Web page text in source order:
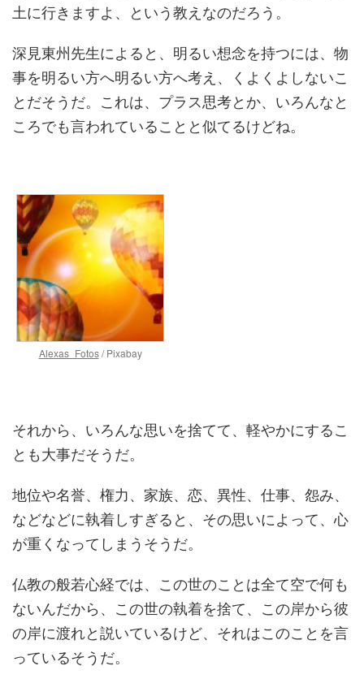
土に行きますよ、という教えなのだろう。
深見東州先生によると、明るい想念を持つには、物
事を明るい方へ明るい方へ考え、くよくよしないこ
とだそうだ。これは、プラス思考とか、いろんなと
ころでも言われていることと似てるけどね。
Alexas_Fotos/ Pixabay
それから、いろんな思いを捨てて、軽やかにするこ
とも大事だそうだ。
地位や名誉、権力、家族、恋、異性、仕事、怨み、
などなどに執着しすぎると、その思いによって、心
が重くなってしまうそうだ。
仏教の般若心経では、この世のことは全て空で何も
ないんだから、この世の執着を捨て、この岸から彼
の岸に渡れと説いているけど、それはこのことを言
っているそうだ。